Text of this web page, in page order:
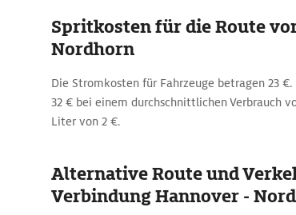
Spritkosten für die Route
Nordhorn
Die Stromkosten für Fahrzeuge betragen 23
32 € bei einem durchschnittlichen Verbrauch
Liter von 2 €.
Alternative Route und
Verbindung Hannover -